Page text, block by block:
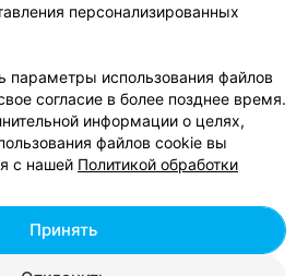
соглашение
вопросам сотрудничества
руководителю relax.by
настройки cookie
персональных данных
УНП 191700409, регистрирующий орган -
персонализированных
параметры использования файлов
согласие в более позднее время.
информации о целях,
файлов cookie вы
с нашей Политикой обработки
Принять